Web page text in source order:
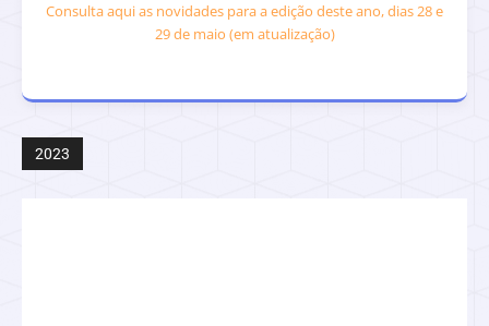
Consulta aqui as novidades para a edição deste ano, dias 28 e
29 de maio (em atualização)
2023